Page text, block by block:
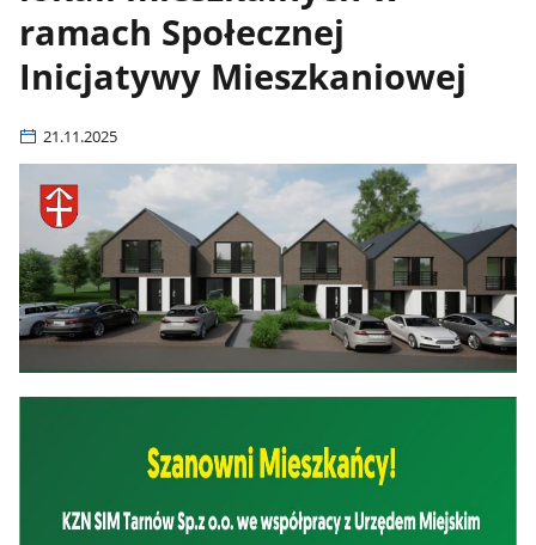
ramach Społecznej
Inicjatywy Mieszkaniowej
21.11.2025